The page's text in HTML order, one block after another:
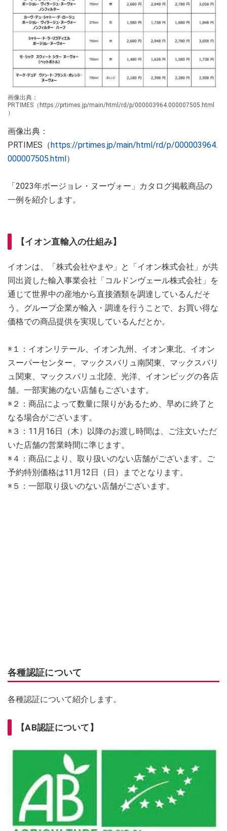
画像出典：
PRTIMES（https://prtimes.jp/main/html/rd/p/000003964.000007505.html
）
画像出典：
PRTIMES（ https://prtimes.jp/main/html/rd/p/000003964.
000007505.html ）
「2023年ボージョレ・ヌーヴォー」カタログ掲載商品の
一例を紹介します。
【イオン直輸入の仕組み】
イオンは、「株式会社やまや」と「イオン株式会社」が共
同出資した輸入事業会社「コルドンヴェール株式会社」を
通じて世界中の産地から直接酒類を調達しているんだそ
う。グループ企業が輸入・調達を行うことで、お買い得な
価格での商品提供を実現しているんだとか。
※１：イオンリテール、イオン九州、イオン東北、イオン
スーパーセンター、マックスバリュ南関東、マックスバリ
ュ関東、マックスバリュ北陸、光洋、イオンビッグの各店
舗。一部実施のない店舗もございます。
※２：商品によって数量に限りがあるため、早めに終了と
なる場合がございます。
※３：11月16日（木）以降のお渡し時間は、ご注文いただ
いた店舗の営業時間に準じます。
※４：商品により、取り扱いのない店舗がございます。ご
予約特別価格は11月12日（日）までとなります。
※５：一部取り扱いのない店舗がございます。
各種認証について
各種認証について紹介します。
【AB認証について】